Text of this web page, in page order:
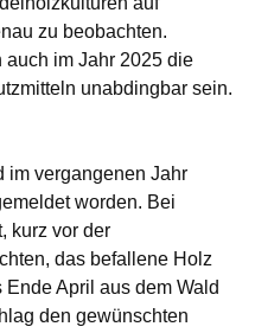
zu beobachten.
im Jahr 2025 die
unabdingbar sein.
im vergangenen Jahr
worden. Bei
kurz vor der
das befallene Holz
April aus dem Wald
den gewünschten